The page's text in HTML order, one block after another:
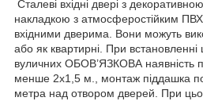
Сталевi вхiднi дверi з
накладкою з атмосферостiйким
вхiдними дверима. Вони можуть
або як квартирні. При встановленнi
вуличних ОБОВ’ЯЗКОВА наявнiсть
менше 2х1,5 м., монтаж пiддашка
метра над отвором дверей. При